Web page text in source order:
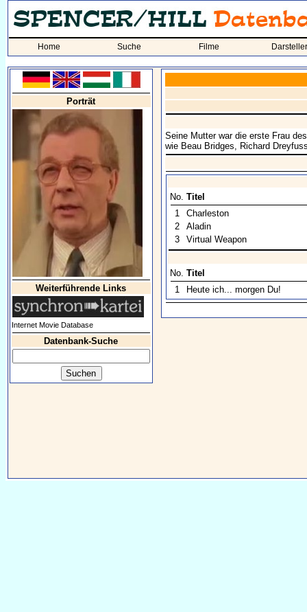
Home Suche Filme Darsteller
Porträt
Weiterführende Links
Internet Movie Database
Datenbank-Suche
Seine Mutter war die erste Frau
wie Beau Bridges, Richard
No. Titel
1
Charleston
2
Aladin
3
Virtual Weapon
No. Titel
1
Heute ich... morgen Du!